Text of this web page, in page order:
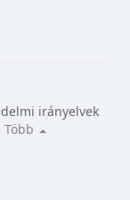
irányelvek
Több